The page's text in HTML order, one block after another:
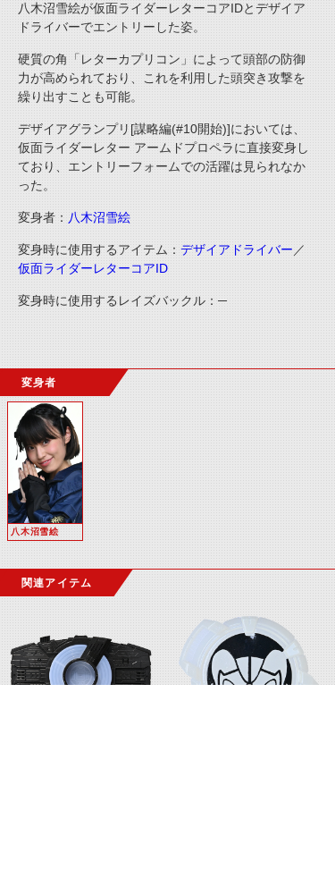
八木沼雪絵が仮面ライダーレターコアIDとデザイア
ドライバーでエントリーした姿。
硬質の角「レターカプリコン」によって頭部の防御
力が高められており、これを利用した頭突き攻撃を
繰り出すことも可能。
デザイアグランプリ[謀略編(#10開始)]においては、
仮面ライダーレター アームドプロペラに直接変身し
ており、エントリーフォームでの活躍は見られなか
った。
変身者： 八木沼雪絵
変身時に使用するアイテム： デザイアドライバー ／
仮面ライダーレターコアID
変身時に使用するレイズバックル：─
変身者
八木沼雪絵
関連アイテム